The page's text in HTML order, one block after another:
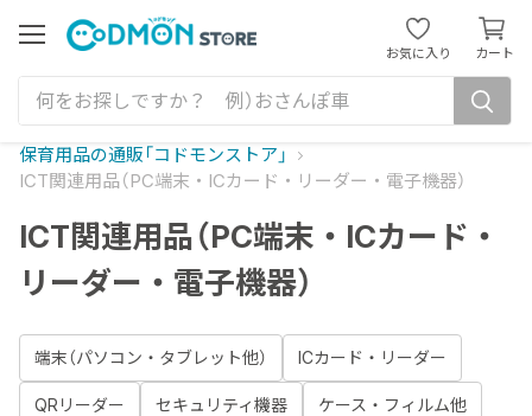
ュ
ー
お気に入り カート
カ
ー
ト
見
保育用品の通販「コドモンストア」
ICT関連用品（PC端末・ICカード・リーダー・電子機器）
ICT関連用品（PC端末・ICカード・
リーダー・電子機器）
端末（パソコン・タブレット他） ICカード・リーダー
QRリーダー セキュリティ機器 ケース・フィルム他